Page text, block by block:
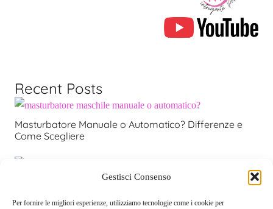
Gestisci Consenso
Per fornire le migliori esperienze, utilizziamo tecnologie come i cookie per
Recent Posts
Masturbatore Manuale o Automatico? Differenze e
Come Scegliere
Oroscopo Erotico Agosto 2026: Amore, Passione e